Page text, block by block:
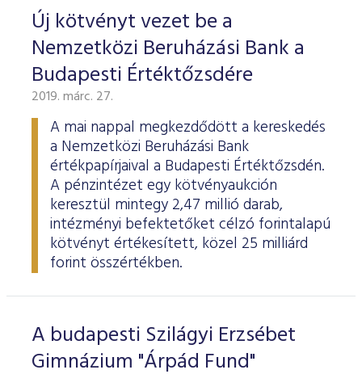
Új kötvényt vezet be a
Nemzetközi Beruházási Bank a
Budapesti Értéktőzsdére
2019. márc. 27.
A mai nappal megkezdődött a kereskedés
a Nemzetközi Beruházási Bank
értékpapírjaival a Budapesti Értéktőzsdén.
A pénzintézet egy kötvényaukción
keresztül mintegy 2,47 millió darab,
intézményi befektetőket célzó forintalapú
kötvényt értékesített, közel 25 milliárd
forint összértékben.
A budapesti Szilágyi Erzsébet
Gimnázium "Árpád Fund"